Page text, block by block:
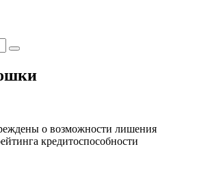
о возможности лишения
кредитоспособности